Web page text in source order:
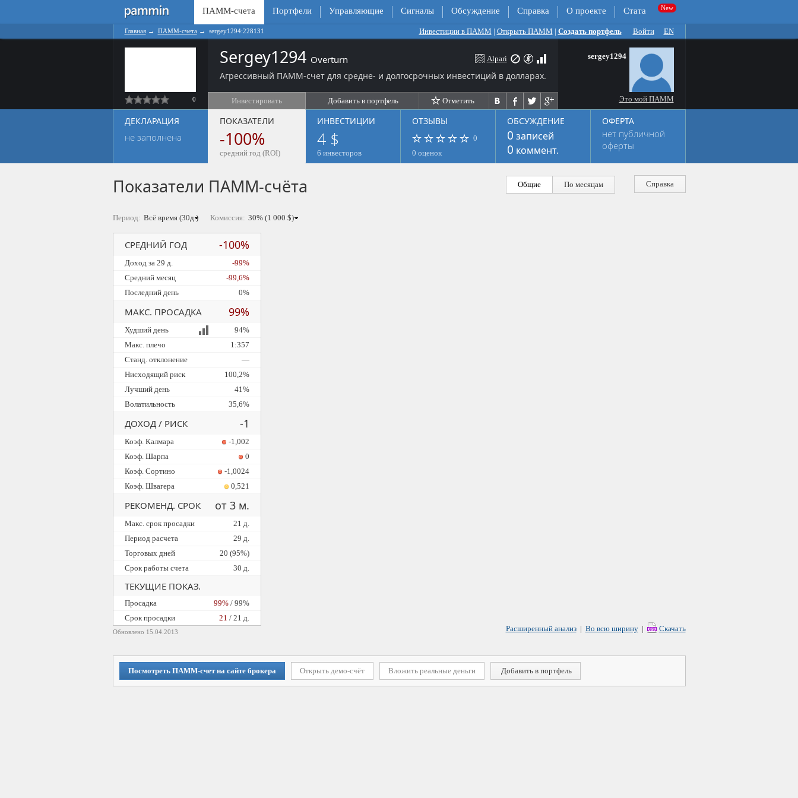
ПАММ-счета Портфели Управляющие Сигналы Обсуждение Справка О проекте Стата
Главная→ ПАММ-счета → sergey1294:228131 Инвестиции в ПАММ | Открыть ПАММ | Создать портфель Войти EN
0
Sergey1294 Overturn
Агрессивный ПАММ-счет для средне- и долгосрочных инвестиций в долларах.
Alpari
Инвестировать Добавить в портфель Отметить
sergey1294
Это мой ПАММ
ДЕКЛАРАЦИЯ
не заполнена
ПОКАЗАТЕЛИ
-100%
средний год (ROI)
ИНВЕСТИЦИИ
4 $
6 инвесторов
ОТЗЫВЫ
0
0 оценок
ОБСУЖДЕНИЕ
0 записей
0 коммент.
ОФЕРТА
нет публичной
оферты
Справка
Показатели ПАММ-счёта Общие По месяцам
Период: Комиссия:
Обновлено 15.04.2013
СРЕДНИЙ ГОД -100%
Доход за 29 д.
-99%
Средний месяц
-99,6%
Последний день
0%
МАКС. ПРОСАДКА 99%
Худший день
94%
Макс. плечо
1:357
Станд. отклонение
—
Нисходящий риск
100,2%
Лучший день
41%
Волатильность
35,6%
ДОХОД / РИСК -1
Коэф. Калмара
-1,002
Коэф. Шарпа
0
Коэф. Сортино
-1,0024
Коэф. Швагера
0,521
РЕКОМЕНД. СРОК от 3 м.
Макс. срок просадки
21 д.
Период расчета
29 д.
Торговых дней
20 (95%)
Срок работы счета
30 д.
ТЕКУЩИЕ ПОКАЗ.
Просадка 99%/ 99%
Cрок просадки
21 / 21 д.
Расширенный анализ| Во всю ширину| Скачать
Посмотреть ПАММ-счет на сайте брокера Открыть демо-счёт Вложить реальные деньги Добавить в портфель